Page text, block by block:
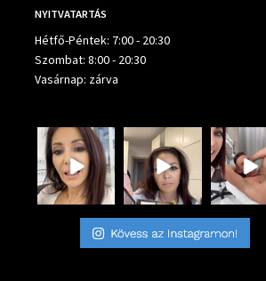
NYITVATARTÁS
Hétfő-Péntek: 7:00 - 20:30
Szombat: 8:00 - 20:30
Vasárnap: zárva